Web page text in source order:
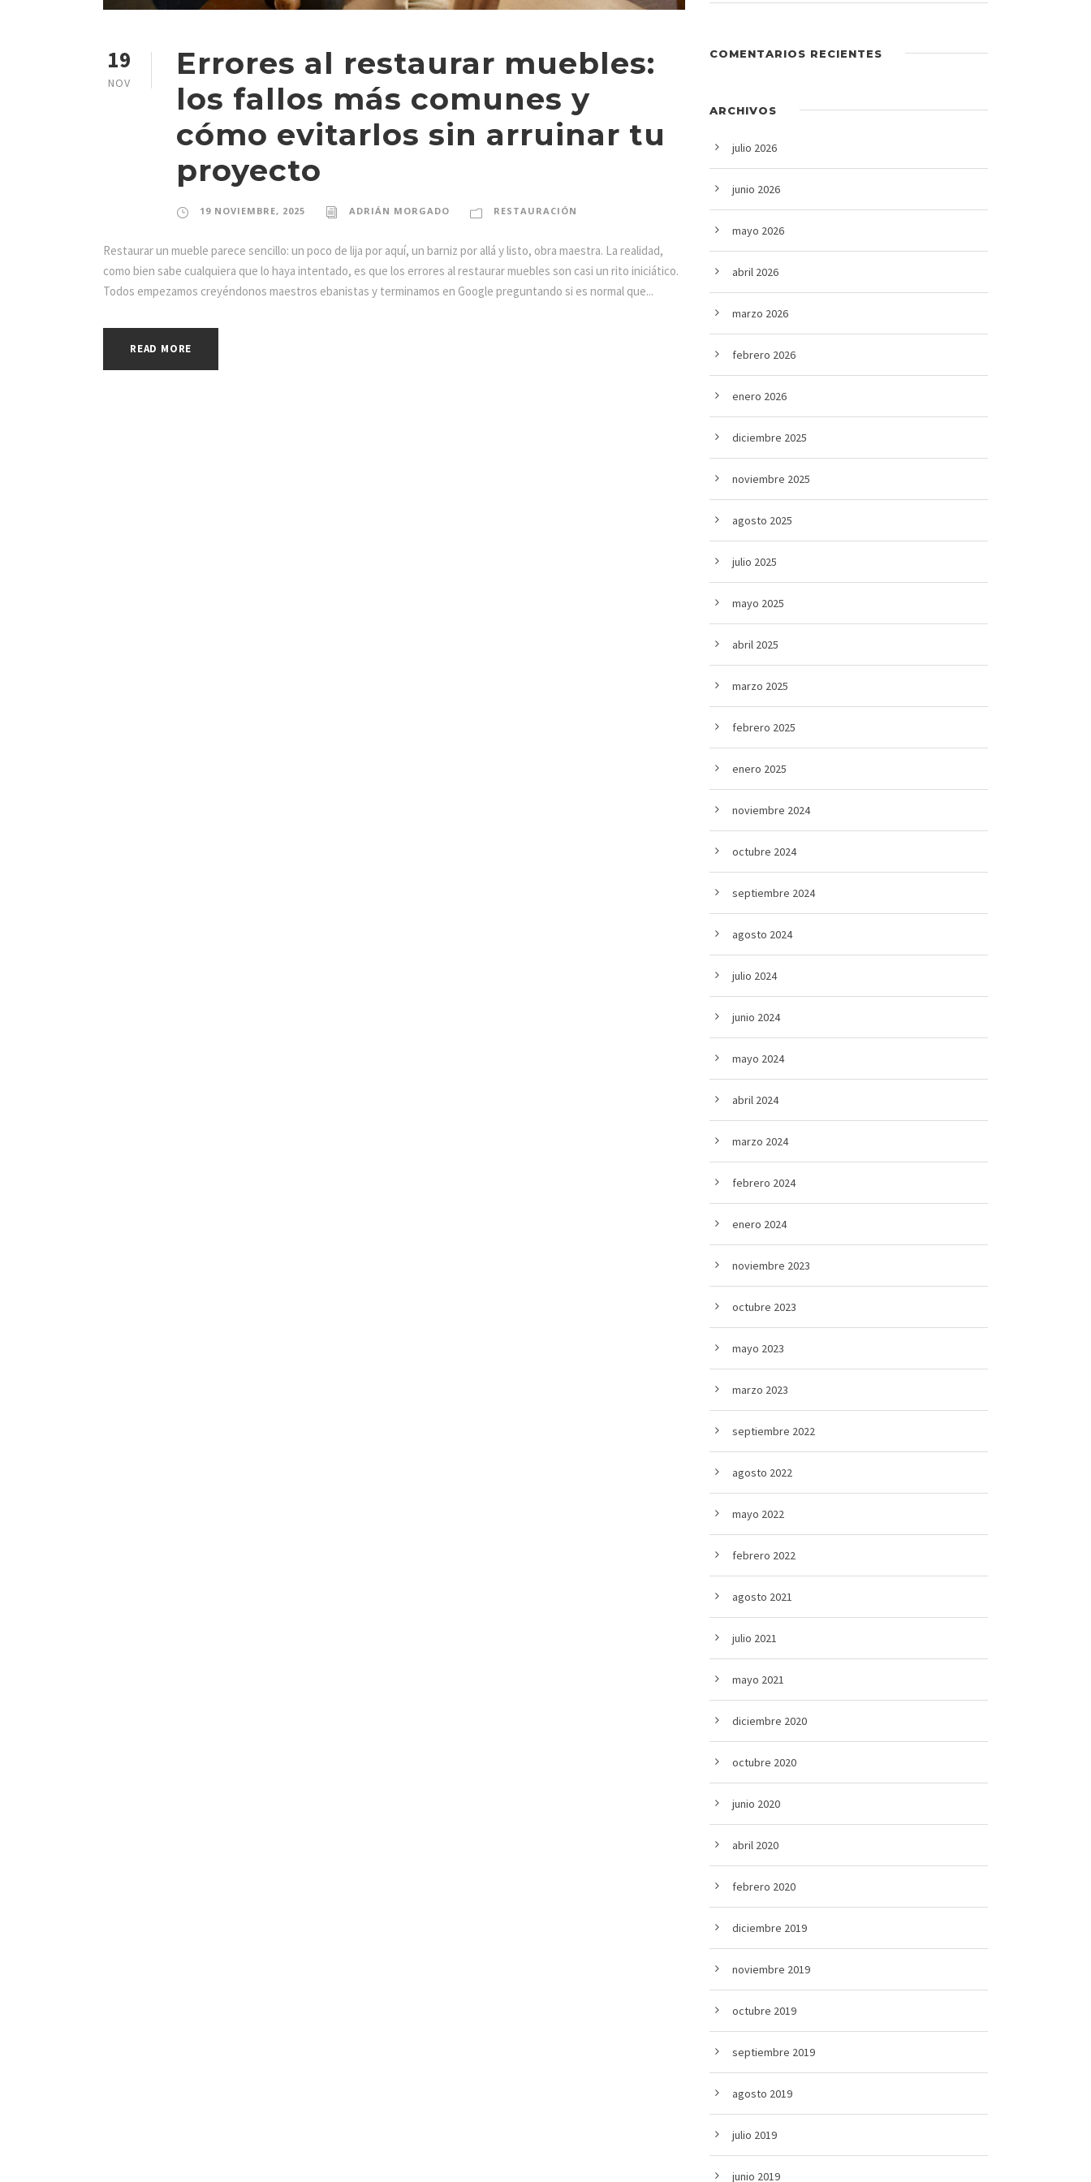
19
NOV
Errores al restaurar muebles:
los fallos más comunes y
cómo evitarlos sin arruinar tu
proyecto
19 NOVIEMBRE, 2025 ADRIÁN MORGADO RESTAURACIÓN
Restaurar un mueble parece sencillo: un poco de lija por aquí, un barniz por allá y listo, obra maestra. La realidad,
como bien sabe cualquiera que lo haya intentado, es que los errores al restaurar muebles son casi un rito iniciático.
Todos empezamos creyéndonos maestros ebanistas y terminamos en Google preguntando si es normal que...
READ MORE
COMENTARIOS RECIENTES
ARCHIVOS
julio 2026
junio 2026
mayo 2026
abril 2026
marzo 2026
febrero 2026
enero 2026
diciembre 2025
noviembre 2025
agosto 2025
julio 2025
mayo 2025
abril 2025
marzo 2025
febrero 2025
enero 2025
noviembre 2024
octubre 2024
septiembre 2024
agosto 2024
julio 2024
junio 2024
mayo 2024
abril 2024
marzo 2024
febrero 2024
enero 2024
noviembre 2023
octubre 2023
mayo 2023
marzo 2023
septiembre 2022
agosto 2022
mayo 2022
febrero 2022
agosto 2021
julio 2021
mayo 2021
diciembre 2020
octubre 2020
junio 2020
abril 2020
febrero 2020
diciembre 2019
noviembre 2019
octubre 2019
septiembre 2019
agosto 2019
julio 2019
junio 2019